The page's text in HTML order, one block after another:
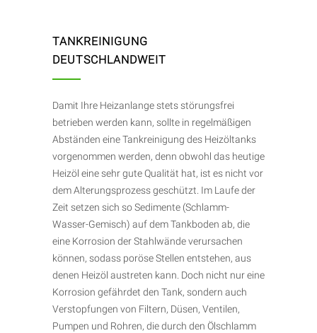
TANKREINIGUNG
DEUTSCHLANDWEIT
Damit Ihre Heizanlange stets störungsfrei
betrieben werden kann, sollte in regelmäßigen
Abständen eine Tankreinigung des Heizöltanks
vorgenommen werden, denn obwohl das heutige
Heizöl eine sehr gute Qualität hat, ist es nicht vor
dem Alterungsprozess geschützt. Im Laufe der
Zeit setzen sich so Sedimente (Schlamm-
Wasser-Gemisch) auf dem Tankboden ab, die
eine Korrosion der Stahlwände verursachen
können, sodass poröse Stellen entstehen, aus
denen Heizöl austreten kann. Doch nicht nur eine
Korrosion gefährdet den Tank, sondern auch
Verstopfungen von Filtern, Düsen, Ventilen,
Pumpen und Rohren, die durch den Ölschlamm